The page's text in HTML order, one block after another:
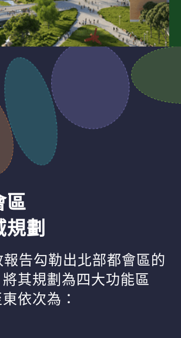
區
規劃
報告勾勒出北部都會區的
其規劃為四大功能區
依次為：